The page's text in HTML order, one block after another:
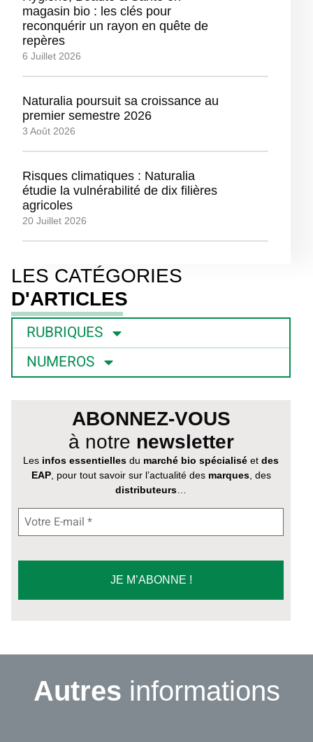
magasin bio : les clés pour
reconquérir un rayon en quête de
repères
6 Juillet 2026
Naturalia poursuit sa croissance au
premier semestre 2026
3 Août 2026
Risques climatiques : Naturalia
étudie la vulnérabilité de dix filières
agricoles
20 Juillet 2026
LES CATÉGORIES
D'ARTICLES
RUBRIQUES
NUMEROS
ABONNEZ-VOUS
à notre newsletter
Les infos essentielles du marché bio spécialisé et des
EAP, pour tout savoir sur l’actualité des marques, des
distributeurs…
Autres informations